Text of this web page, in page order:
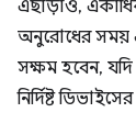
এছাড়াও,
অনুরোধের সময়
সক্ষম হবেন, যদি
নির্দিষ্ট